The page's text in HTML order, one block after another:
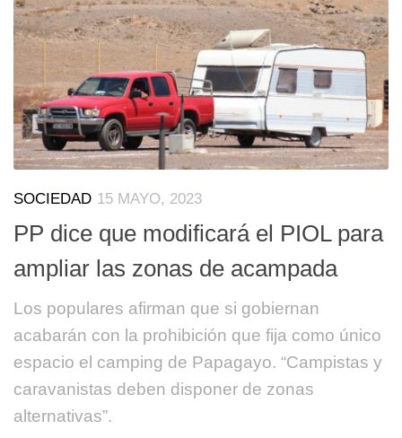
SOCIEDAD 15 MAYO, 2023
PP dice que modificará el PIOL para
ampliar las zonas de acampada
Los populares afirman que si gobiernan
acabarán con la prohibición que fija como único
espacio el camping de Papagayo. “Campistas y
caravanistas deben disponer de zonas
alternativas”.